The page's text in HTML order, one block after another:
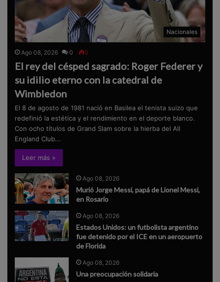
Nacionales
Ago 08, 2026 0 0
El rey del césped sagrado: Roger Federer y
su idilio eterno con la catedral de
Wimbledon
El 8 de agosto de 1981 nació en Basilea el tenista suizo que
redefinió la estética y el rendimiento en el deporte blanco.
Con ocho títulos de Grand Slam sobre la hierba del All
England Club...
Leer más »
Ago 08, 2026
Murió Jorge Messi, papá de Lionel Messi,
en Rosario
Ago 08, 2026
Estados Unidos: un futbolista argentino
fue detenido por el ICE en un aeropuerto
de Florida
Ago 08, 2026
Una preocupación solidaria